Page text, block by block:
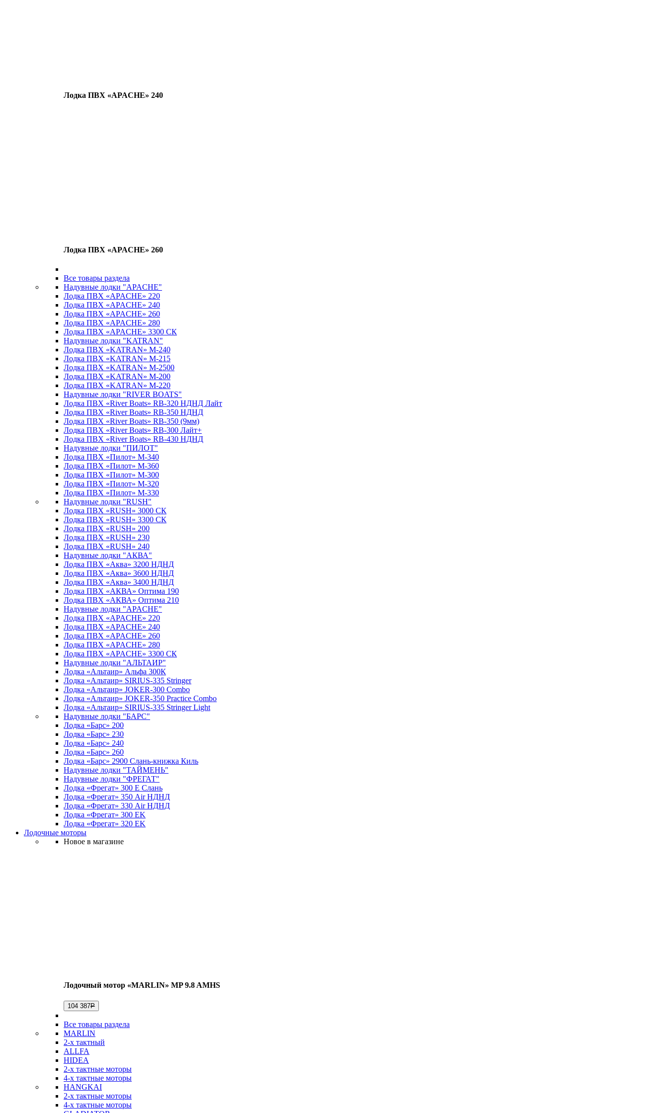
Лодка ПВХ «APACHE» 240
Лодка ПВХ «APACHE» 260
Все товары раздела
Надувные лодки "APACHE"
Лодка ПВХ «APACHE» 220
Лодка ПВХ «APACHE» 240
Лодка ПВХ «APACHE» 260
Лодка ПВХ «APACHE» 280
Лодка ПВХ «APACHE» 3300 СК
Надувные лодки "KATRAN"
Лодка ПВХ «KATRAN» M-240
Лодка ПВХ «KATRAN» M-215
Лодка ПВХ «KATRAN» M-2500
Лодка ПВХ «KATRAN» M-200
Лодка ПВХ «KATRAN» M-220
Надувные лодки "RIVER BOATS"
Лодка ПВХ «River Boats» RB-320 НДНД Лайт
Лодка ПВХ «River Boats» RB-350 НДНД
Лодка ПВХ «River Boats» RB-350 (9мм)
Лодка ПВХ «River Boats» RB-300 Лайт+
Лодка ПВХ «River Boats» RB-430 НДНД
Надувные лодки "ПИЛОТ"
Лодка ПВХ «Пилот» М-340
Лодка ПВХ «Пилот» М-360
Лодка ПВХ «Пилот» М-300
Лодка ПВХ «Пилот» М-320
Лодка ПВХ «Пилот» М-330
Надувные лодки "RUSH"
Лодка ПВХ «RUSH» 3000 СК
Лодка ПВХ «RUSH» 3300 СК
Лодка ПВХ «RUSH» 200
Лодка ПВХ «RUSH» 230
Лодка ПВХ «RUSH» 240
Надувные лодки "АКВА"
Лодка ПВХ «Аква» 3200 НДНД
Лодка ПВХ «Аква» 3600 НДНД
Лодка ПВХ «Аква» 3400 НДНД
Лодка ПВХ «АКВА» Оптима 190
Лодка ПВХ «АКВА» Оптима 210
Надувные лодки "APACHE"
Лодка ПВХ «APACHE» 220
Лодка ПВХ «APACHE» 240
Лодка ПВХ «APACHE» 260
Лодка ПВХ «APACHE» 280
Лодка ПВХ «APACHE» 3300 СК
Надувные лодки "АЛЬТАИР"
Лодка «Альтаир» Альфа 300К
Лодка «Альтаир» SIRIUS-335 Stringer
Лодка «Альтаир» JOKER-300 Combo
Лодка «Альтаир» JOKER-350 Practice Combo
Лодка «Альтаир» SIRIUS-335 Stringer Light
Надувные лодки "БАРС"
Лодка «Барс» 200
Лодка «Барс» 230
Лодка «Барс» 240
Лодка «Барс» 260
Лодка «Барс» 2900 Слань-книжка Киль
Надувные лодки "ТАЙМЕНЬ"
Надувные лодки "ФРЕГАТ"
Лодка «Фрегат» 300 Е Слань
Лодка «Фрегат» 350 Air НДНД
Лодка «Фрегат» 330 Air НДНД
Лодка «Фрегат» 300 ЕK
Лодка «Фрегат» 320 ЕK
Лодочные моторы
Новое в магазине
Лодочный мотор «MARLIN» MP 9.8 AMHS
104 387Р
Все товары раздела
MARLIN
2-х тактный
ALLFA
HIDEA
2-х тактные моторы
4-х тактные моторы
HANGKAI
2-х тактные моторы
4-х тактные моторы